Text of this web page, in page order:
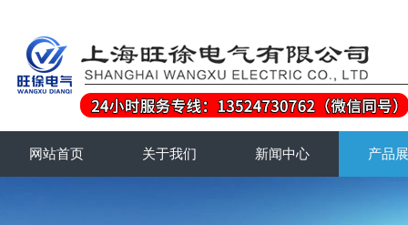
网站首页 关于我们 新闻中心 产品